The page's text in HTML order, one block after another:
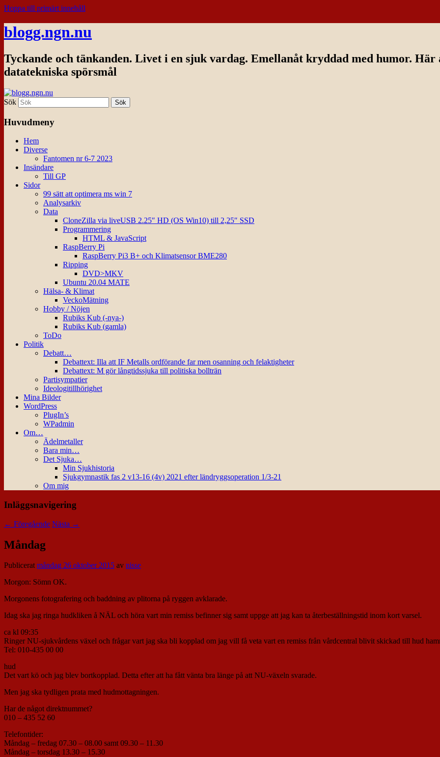
Hoppa till primärt innehåll
blogg.ngn.nu
Tyckande och tänkanden. Livet i en sjuk vardag. Emellanåt kryddad med humor.
datatekniska spörsmål
Sök
Huvudmeny
Hem
Diverse
Fantomen nr 6-7 2023
Insändare
Till GP
Sidor
99 sätt att optimera ms win 7
Analysarkiv
Data
CloneZilla via liveUSB 2.25″ HD (OS Win10) till 2,25″ SSD
Programmering
HTML & JavaScript
RaspBerry Pi
RaspBerry Pi3 B+ och Klimatsensor BME280
Ripping
DVD>MKV
Ubuntu 20.04 MATE
Hälsa- & Klimat
VeckoMätning
Hobby / Nöjen
Rubiks Kub (-nya-)
Rubiks Kub (gamla)
ToDo
Politik
Debatt…
Debattext: Illa att IF Metalls ordförande far men osanning och felaktigheter
Debattext: M gör långtidssjuka till politiska bollträn
Partisympatier
Ideologitillhörighet
Mina Bilder
WordPress
PlugIn’s
WPadmin
Om…
Ädelmetaller
Bara min…
Det Sjuka…
Min Sjukhistoria
Sjukgymnastik fas 2 v13-16 (4v) 2021 efter ländryggsoperation 1/3-21
Om mig
Inläggsnavigering
← Föregående Nästa →
Måndag
Publiceratmåndag 26 oktober 2015 av nisse
Morgon: Sömn OK.
Morgonens fotografering och baddning av plitorna på ryggen avklarade.
Idag ska jag ringa hudkliken å NÄL och höra vart min remiss befinner sig samt uppge att jag kan ta återbeställningstid inom kort varsel.
ca kl 09:35
Ringer NU-sjukvårdens växel och frågar vart jag ska bli kopplad om jag vill få veta vart en remiss från vårdcentral blivit skickad till hud
Tel: 010-435 00 00
hud
Det vart kö och jag blev bortkopplad. Detta efter att ha fått vänta bra länge på att NU-växeln svarade.
Men jag ska tydligen prata med hudmottagningen.
Har de något direktnummet?
010 – 435 52 60
Telefontider:
Måndag – fredag 07.30 – 08.00 samt 09.30 – 11.30
Måndag – torsdag 13.30 – 15.30